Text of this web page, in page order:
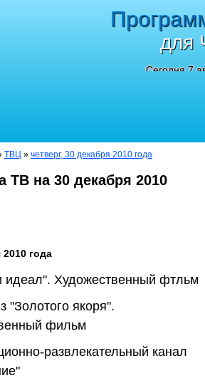
для
Сегодня 7
ТВЦ » четверг, 30 декабря 2010 года
ТВ на 30 декабря 2010
2010 года
идеал". Художественный фтльм
"Золотого якоря".
фильм
развлекательный канал